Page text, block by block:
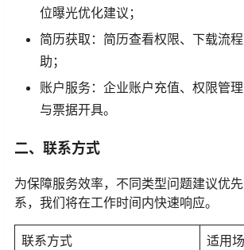
位曝光优化建议；
简历获取：简历查看权限、下载流
助；
账户服务：企业账户充值、权限管
与票据开具。
二、联系方式
为保障服务效率，不同类型问题建议优
系，我们将在工作时间内快速响应。
联系方式 适用